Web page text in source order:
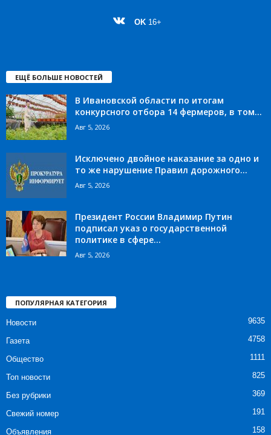
OK 16+
ЕЩЁ БОЛЬШЕ НОВОСТЕЙ
В Ивановской области по итогам
конкурсного отбора 14 фермеров, в том...
Авг 5, 2026
Исключено двойное наказание за одно и
то же нарушение Правил дорожного...
Авг 5, 2026
Президент России Владимир Путин
подписал указ о государственной
политике в сфере...
Авг 5, 2026
ПОПУЛЯРНАЯ КАТЕГОРИЯ
Новости 9635
Газета 4758
Общество 1111
Топ новости 825
Без рубрики 369
Свежий номер 191
Объявления 158